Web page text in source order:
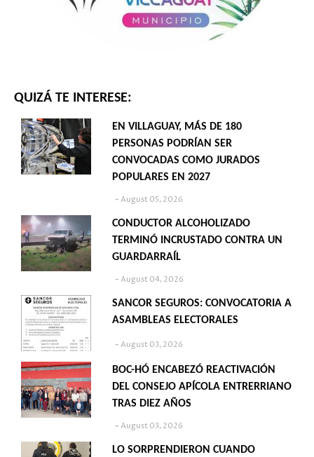
QUIZÁ TE INTERESE:
EN VILLAGUAY, MÁS DE 180
PERSONAS PODRÍAN SER
CONVOCADAS COMO JURADOS
POPULARES EN 2027
August 05, 2026
CONDUCTOR ALCOHOLIZADO
TERMINÓ INCRUSTADO CONTRA UN
GUARDARRAÍL
August 04, 2026
SANCOR SEGUROS: CONVOCATORIA A
ASAMBLEAS ELECTORALES
August 03, 2026
BOC-HÓ ENCABEZÓ REACTIVACIÓN
DEL CONSEJO APÍCOLA ENTRERRIANO
TRAS DIEZ AÑOS
August 03, 2026
LO SORPRENDIERON CUANDO